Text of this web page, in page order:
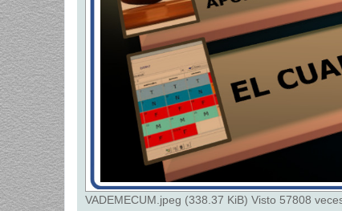
VADEMECUM.jpeg (338.37 KiB) Visto 57808